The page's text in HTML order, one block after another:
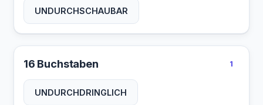
UNDURCHSCHAUBAR
16 Buchstaben 1
UNDURCHDRINGLICH